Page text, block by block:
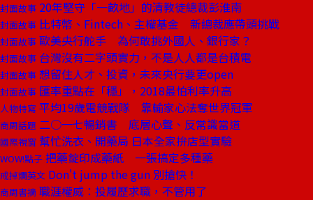
封面故事 20年堅守「一畝地」的清教徒總裁彭淮南
封面故事 比特幣、Fintech、主權基金 新總裁應帶頭挑戰
封面故事 歐美央行舵手 為何敢挑外國人、銀行家？
封面故事 台灣沒有二字頭實力，不是人人都是台積電
封面故事 想留住人才、投資，未來央行要更open
封面故事 匯率重點在「穩」，2018最怕利率升高
人物特寫 平均19歲電競戰隊 靠輸家心法奪世界冠軍
商周話題 二○一七暢銷書 底層心聲、反常識當道
國際視窗 幫忙洗衣、開藥局 日本全家拚店型實驗
WOW!點子 把藥錠印成藥紙 一張搞定多種藥
戒掉爛英文 Don't jump the gun 別搶快！
商周書摘 職涯權威：投履歷求職，不管用了